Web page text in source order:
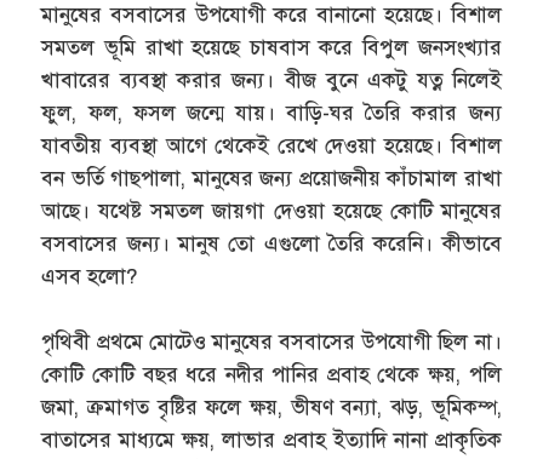
মানুষের বসবাসের উপযোগী করে বানানো হয়েছে। বিশাল
সমতল ভূমি রাখা হয়েছে চাষবাস করে বিপুল জনসংখ্যার
খাবারের ব্যবস্থা করার জন্য। বীজ বুনে একটু যত্ন নিলেই
ফুল, ফল, ফসল জন্মে যায়। বাড়ি-ঘর তৈরি করার জন্য
যাবতীয় ব্যবস্থা আগে থেকেই রেখে দেওয়া হয়েছে। বিশাল
বন ভর্তি গাছপালা, মানুষের জন্য প্রয়োজনীয় কাঁচামাল রাখা
আছে। যথেষ্ট সমতল জায়গা দেওয়া হয়েছে কোটি মানুষের
বসবাসের জন্য। মানুষ তো এগুলো তৈরি করেনি। কীভাবে
এসব হলো?
পৃথিবী প্রথমে মোটেও মানুষের বসবাসের উপযোগী ছিল না।
কোটি কোটি বছর ধরে নদীর পানির প্রবাহ থেকে ক্ষয়, পলি
জমা, ক্রমাগত বৃষ্টির ফলে ক্ষয়, ভীষণ বন্যা, ঝড়, ভূমিকম্প,
বাতাসের মাধ্যমে ক্ষয়, লাভার প্রবাহ ইত্যাদি নানা প্রাকৃতিক